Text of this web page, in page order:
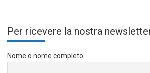
Per ricevere la nostra
Nome o nome completo